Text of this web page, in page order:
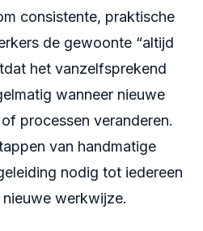
consistente, praktische
de gewoonte “altijd
het vanzelfsprekend
wanneer nieuwe
processen veranderen.
van handmatige
nodig tot iedereen
werkwijze.